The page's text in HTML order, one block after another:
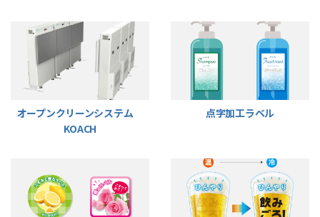
オープンクリーンシステム
KOACH
点字加工ラベル